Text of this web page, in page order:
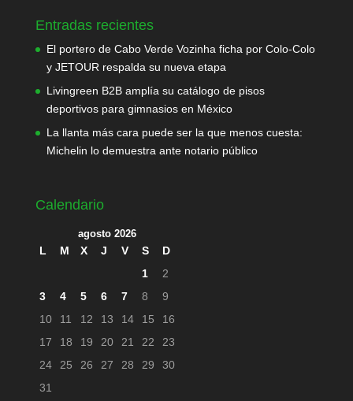
Entradas recientes
El portero de Cabo Verde Vozinha ficha por Colo-Colo
y JETOUR respalda su nueva etapa
Livingreen B2B amplía su catálogo de pisos
deportivos para gimnasios en México
La llanta más cara puede ser la que menos cuesta:
Michelin lo demuestra ante notario público
Calendario
agosto 2026
L M X J V S
D
1
2
3
4 5 6 7 8
9
10
11 12 13 14 15
16
17
18 19 20 21 22
23
24
25 26 27 28 29
30
31